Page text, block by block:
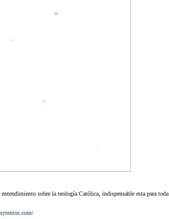
sobre la teología Católica, indispensable esta para toda
*